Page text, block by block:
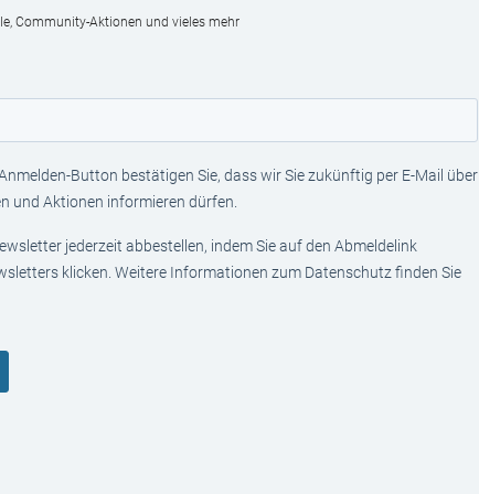
Community-Aktionen und vieles mehr
Button bestätigen Sie, dass wir Sie zukünftig per E-Mail über
und Aktionen informieren dürfen.
jederzeit abbestellen, indem Sie auf den Abmeldelink
klicken. Weitere Informationen zum Datenschutz finden Sie